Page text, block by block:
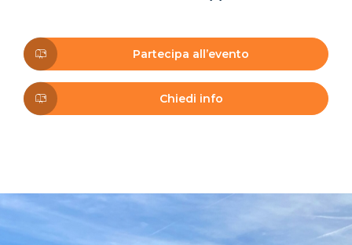
Partecipa all’evento
Chiedi info